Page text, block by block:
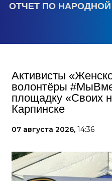
ОТЧЕТ ПО НАРОДНОЙ
Активисты
волонтёры
площадку «Своих
Карпинске
07 августа 2026, 14:36